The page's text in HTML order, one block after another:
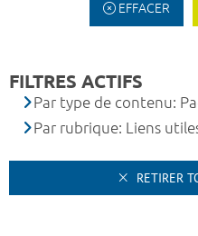
EFFACER
FILTRES ACTIFS
Par type de contenu:
Par rubrique: Liens
RETIRER